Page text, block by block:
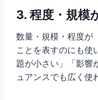
3. 程度・規模
数量・規模・程度が
ことを表すのにも使
題が小さい」「影響
ュアンスでも広く使